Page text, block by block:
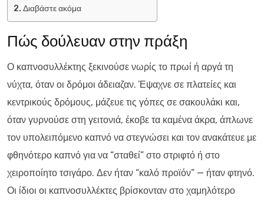
Διαβάστε ακόμα
Πώς δούλευαν στην πράξη
Ο καπνοσυλλέκτης ξεκινούσε νωρίς το πρωί ή αργά τη
νύχτα, όταν οι δρόμοι άδειαζαν. Έψαχνε σε πλατείες και
κεντρικούς δρόμους, μάζευε τις γόπες σε σακουλάκι και,
όταν γυρνούσε στη γειτονιά, έκοβε τα καμένα άκρα, άπλωνε
τον υπολειπόμενο καπνό να στεγνώσει και τον ανακάτευε με
φθηνότερο καπνό για να “σταθεί” στο στριφτό ή στο
χειροποίητο τσιγάρο. Δεν ήταν “καλό προϊόν” — ήταν φτηνό.
Οι ίδιοι οι καπνοσυλλέκτες βρίσκονταν στο χαμηλότερο